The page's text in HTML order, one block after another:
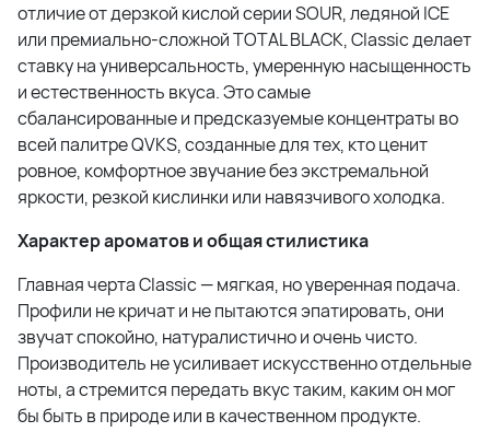
отличие от дерзкой кислой серии SOUR, ледяной ICE
или премиально-сложной TOTAL BLACK, Classic делает
ставку на универсальность, умеренную насыщенность
и естественность вкуса. Это самые
сбалансированные и предсказуемые концентраты во
всей палитре QVKS, созданные для тех, кто ценит
ровное, комфортное звучание без экстремальной
яркости, резкой кислинки или навязчивого холодка.
Характер ароматов и общая стилистика
Главная черта Classic — мягкая, но уверенная подача.
Профили не кричат и не пытаются эпатировать, они
звучат спокойно, натуралистично и очень чисто.
Производитель не усиливает искусственно отдельные
ноты, а стремится передать вкус таким, каким он мог
бы быть в природе или в качественном продукте.